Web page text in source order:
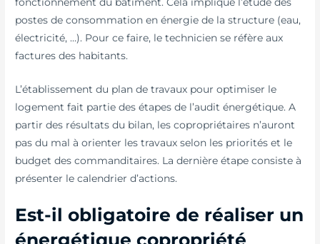
postes de consommation en énergie de la structure (eau,
électricité, …). Pour ce faire, le technicien se réfère aux
factures des habitants.
L’établissement du plan de travaux pour optimiser le
logement fait partie des étapes de l’audit énergétique. A
partir des résultats du bilan, les copropriétaires n’auront
pas du mal à orienter les travaux selon les priorités et le
budget des commanditaires. La dernière étape consiste à
présenter le calendrier d’actions.
Est-il obligatoire de réaliser un